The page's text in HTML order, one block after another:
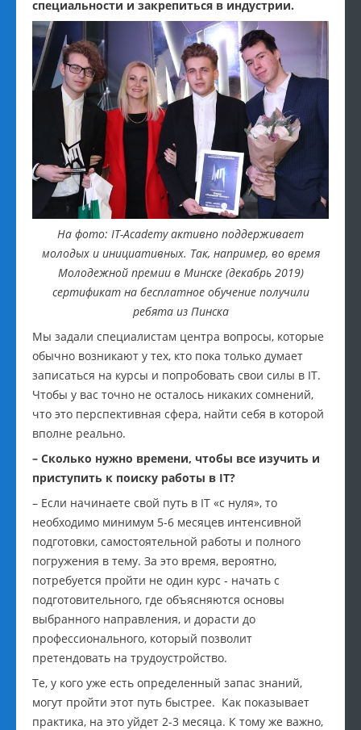
специальности и закрепиться в индустрии.
На фото: IT-Academy активно поддерживает
молодых и инициативных. Так, например, во время
Молодежной премии в Минске (декабрь 2019)
сертификат на бесплатное обучение получили
ребята из Пинска
Мы задали специалистам центра вопросы, которые
обычно возникают у тех, кто пока только думает
записаться на курсы и попробовать свои силы в IT.
Чтобы у вас точно не осталось никаких сомнений,
что это перспективная сфера, найти себя в которой
вполне реально.
– Сколько нужно времени, чтобы все изучить и
приступить к поиску работы в IT?
– Если начинаете свой путь в IT «с нуля», то
необходимо минимум 5-6 месяцев интенсивной
подготовки, самостоятельной работы и полного
погружения в тему. За это время, вероятно,
потребуется пройти не один курс - начать с
подготовительного, где объясняются основы
выбранного направления, и дорасти до
профессионального, который позволит
претендовать на трудоустройство.
Те, у кого уже есть определенный запас знаний,
могут пройти этот путь быстрее. Как показывает
практика, на это уйдет 2-3 месяца. К тому же важно,